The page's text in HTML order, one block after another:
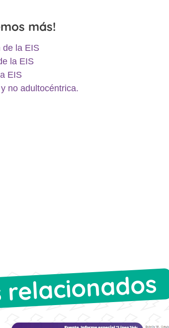
más!
de la EIS
la EIS
EIS
no adultocéntrica.
relacionados